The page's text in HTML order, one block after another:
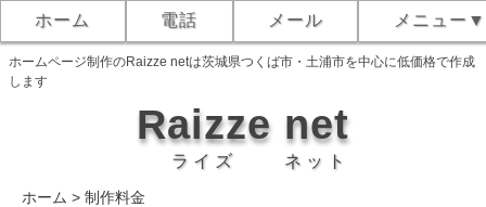
ホーム 電話 メール メニュー
ホームページ制作のRaizze netは茨城県つくば市・土浦市を中心に低価格で作成
します
Raizze
ライズ
net
ネット
ホーム > 制作料金